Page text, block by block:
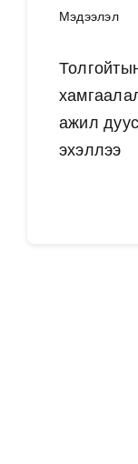
Мэдээлэл
ажил
эхэллээ